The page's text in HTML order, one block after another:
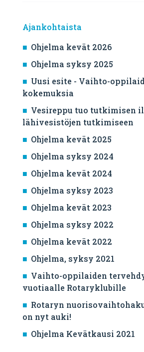
Ajankohtaista
Ohjelma kevät 2026
Ohjelma syksy 2025
Uusi esite - Vaihto-
kokemuksia
Vesireppu tuo tutkimisen
lähivesistöjen tutkimiseen
Ohjelma kevät 2025
Ohjelma syksy 2024
Ohjelma kevät 2024
Ohjelma syksy 2023
Ohjelma kevät 2023
Ohjelma syksy 2022
Ohjelma kevät 2022
Ohjelma, syksy 2021
Vaihto-oppilaiden
vuotiaalle Rotaryklubille
Rotaryn
on nyt auki!
Ohjelma Kevätkausi 2021